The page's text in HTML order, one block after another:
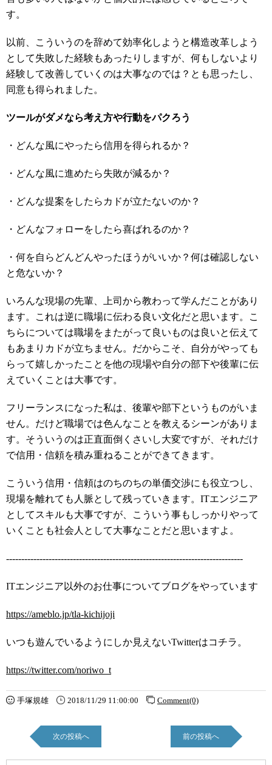
す。
以前、こういうのを辞めて効率化しようと構造改革しよう
として失敗した経験もあったりしますが、何もしないより
経験して改善していくのは大事なのでは？とも思ったし、
同意も得られました。
ツールがダメなら考え方や行動をパクろう
・どんな風にやったら信用を得られるか？
・どんな風に進めたら失敗が減るか？
・どんな提案をしたらカドが立たないのか？
・どんなフォローをしたら喜ばれるのか？
・何を自らどんどんやったほうがいいか？何は確認しない
と危ないか？
いろんな現場の先輩、上司から教わって学んだことがあり
ます。これは逆に職場に伝わる良い文化だと思います。こ
ちらについては職場をまたがって良いものは良いと伝えて
もあまりカドが立ちません。だからこそ、自分がやっても
らって嬉しかったことを他の現場や自分の部下や後輩に伝
えていくことは大事です。
フリーランスになった私は、後輩や部下というものがいま
せん。だけど職場では色んなことを教えるシーンがありま
す。そういうのは正直面倒くさいし大変ですが、それだけ
で信用・信頼を積み重ねることができてきます。
こういう信用・信頼はのちのちの単価交渉にも役立つし、
現場を離れても人脈として残っていきます。ITエンジニア
としてスキルも大事ですが、こういう事もしっかりやって
いくことも社会人として大事なことだと思いますよ。
------------------------------------------------------------------------------
ITエンジニア以外のお仕事についてブログをやっています
https://ameblo.jp/tla-kichijoji
いつも遊んでいるようにしか見えないTwitterはコチラ。
https://twitter.com/noriwo_t
手塚規雄 2018/11/29 11:00:00 Comment(0)
次の投稿へ 前の投稿へ